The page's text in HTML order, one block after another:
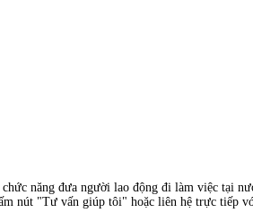
năng đưa người lao động đi làm việc tại
nút "Tư vấn giúp tôi" hoặc liên hệ trực tiếp